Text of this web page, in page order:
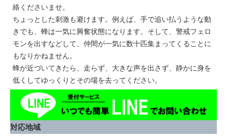
絡くださいませ。
ちょっとした刺激も避けます。例えば、手で追い払うような動
きでも、蜂は一気に興奮状態になります。そして、警戒フェロ
モンを出すなどして、仲間が一気に数十匹集まってくることに
もなりかねません。
蜂が近づいてきたら、走らず、大きな声を出さず、静かに身を
低くしてゆっくりとその場を去ってください。
対応地域